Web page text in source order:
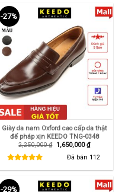
-27%
Giày da nam Oxford cao cấp da thật
đế pháp xịn KEEDO TNG-0348
2,250,000₫ Giá
gốc
1,650,000₫Giá
hiện
tại
Đã bán 112
-29%